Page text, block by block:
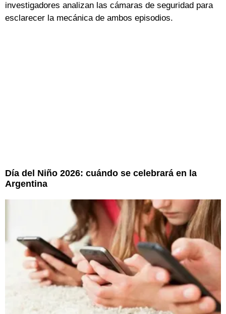
investigadores analizan las cámaras de seguridad para
esclarecer la mecánica de ambos episodios.
Día del Niño 2026: cuándo se celebrará en la
Argentina